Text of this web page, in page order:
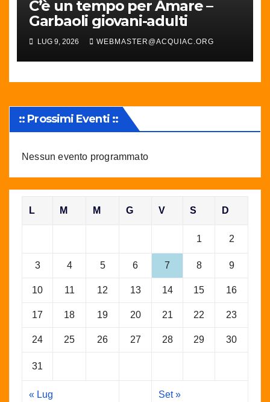
C’è un tempo per Amare –
Garbaoli giovani-adulti
LUG 9, 2026 WEBMASTER@ACQUIAC.ORG
:: Prossimi Eventi ::
Nessun evento programmato
L M M G V S D
1 2
3 4 5 6 7 8 9
10 11 12 13 14 15 16
17 18 19 20 21 22 23
24 25 26 27 28 29 30
31
« Lug Set »